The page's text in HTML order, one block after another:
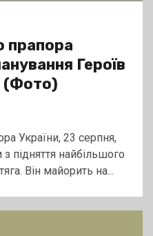
прапора
Героїв
(Фото)
України, 23 серпня,
підняття найбільшого
Він майорить на...